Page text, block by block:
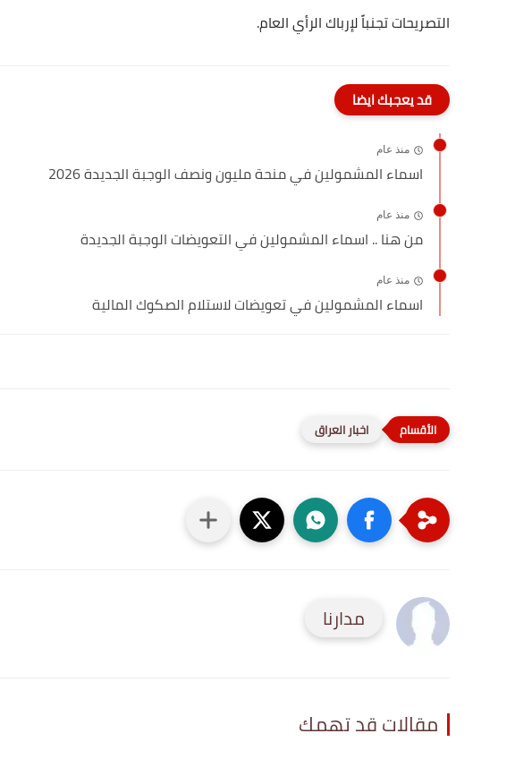
التصريحات تجنباً لإرباك الرأي العام.
قد يعجبك ايضا
منذ عام
اسماء المشمولين في منحة مليون ونصف الوجبة الجديدة 2026
منذ عام
من هنا .. اسماء المشمولين في التعويضات الوجبة الجديدة
منذ عام
اسماء المشمولين في تعويضات لاستلام الصكوك المالية
اخبار العراق
مدارنا
مقالات قد تهمك